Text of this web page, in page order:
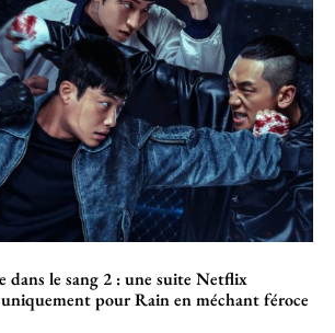
dans le sang 2 : une suite Netflix
pour Rain en méchant féroce